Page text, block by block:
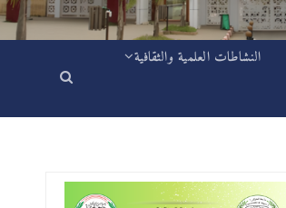
النشاطات العلمية والثقافية